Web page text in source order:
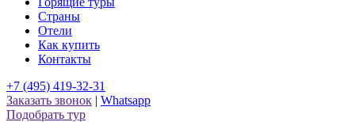
Страны
Отели
Как купить
Контакты
+7 (495) 419-32-31
Заказать звонок | Whatsapp
Подобрать тур